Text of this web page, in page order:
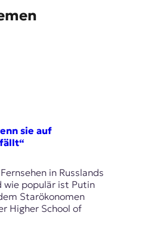
sie auf
in Russlands
wie populär ist Putin
Starökonomen
Higher School of